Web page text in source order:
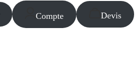
Compte Devis